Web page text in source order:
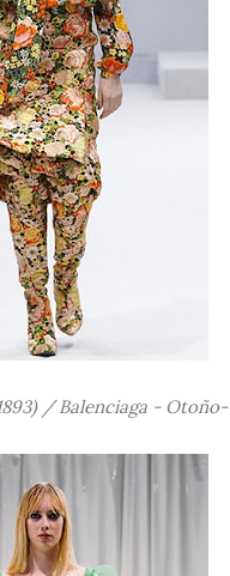
/ Balenciaga - Otoño-